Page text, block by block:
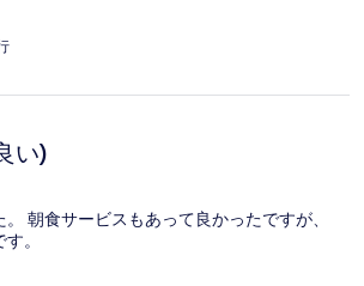
い)
朝食サービスもあって良かったですが、
。